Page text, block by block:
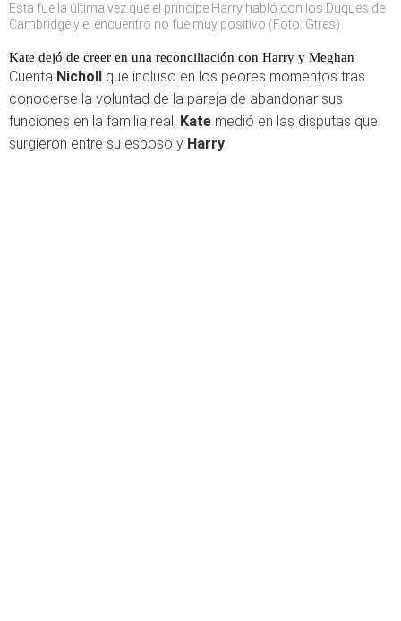
Esta fue la última vez que el príncipe Harry habló con los Duques de
Cambridge y el encuentro no fue muy positivo (Foto: Gtres)
Kate dejó de creer en una reconciliación con Harry y Meghan
Cuenta Nicholl que incluso en los peores momentos tras
conocerse la voluntad de la pareja de abandonar sus
funciones en la familia real, Kate medió en las disputas que
surgieron entre su esposo y Harry.